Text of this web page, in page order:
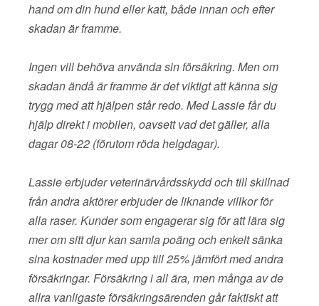
hand om din hund eller katt, både innan och efter
skadan är framme.
Ingen vill behöva använda sin försäkring. Men om
skadan ändå är framme är det viktigt att känna sig
trygg med att hjälpen står redo. Med Lassie får du
hjälp direkt i mobilen, oavsett vad det gäller, alla
dagar 08-22 (förutom röda helgdagar).
Lassie erbjuder veterinärvårdsskydd och till skillnad
från andra aktörer erbjuder de liknande villkor för
alla raser. Kunder som engagerar sig för att lära sig
mer om sitt djur kan samla poäng och enkelt sänka
sina kostnader med upp till 25% jämfört med andra
försäkringar. Försäkring i all ära, men många av de
allra vanligaste försäkringsärenden går faktiskt att